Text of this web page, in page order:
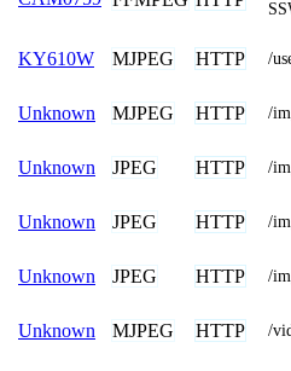
KY610W MJPEG HTTP /
Unknown MJPEG HTTP /
Unknown JPEG HTTP /
Unknown JPEG HTTP /
Unknown JPEG HTTP /
Unknown MJPEG HTTP /